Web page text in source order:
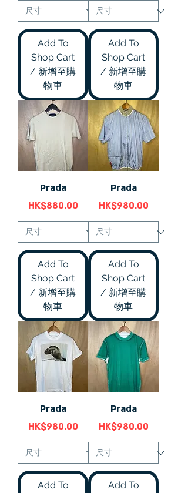
Add To
Shop Cart
/ 新增至購
物車
Add To
Shop Cart
/ 新增至購
物車
Prada
價格
HK$880.00
Add To
Shop Cart
/ 新增至購
物車
Prada
價格
HK$980.00
Add To
Shop Cart
/ 新增至購
物車
Prada
價格
HK$980.00
Add To
Prada
價格
HK$980.00
Add To